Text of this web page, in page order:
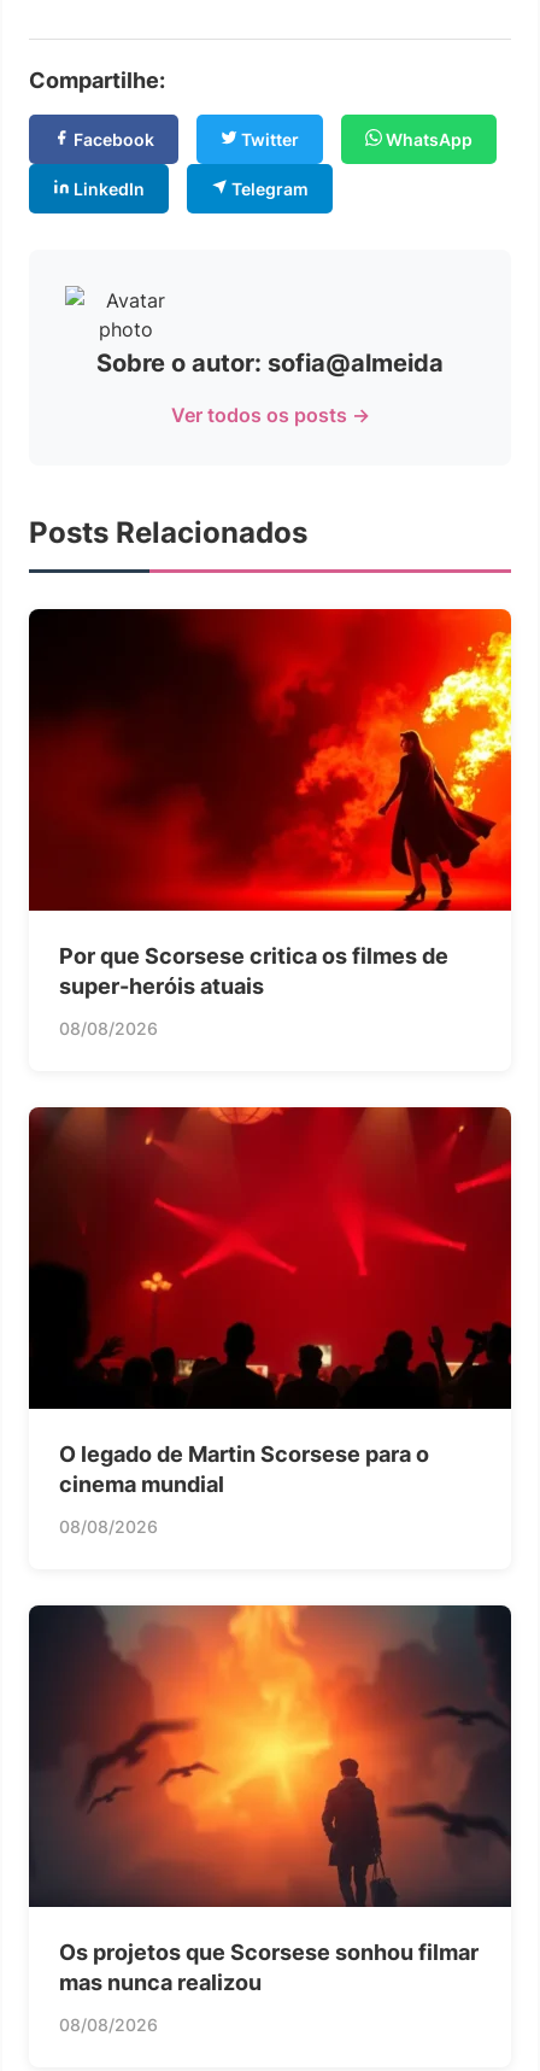
Compartilhe:
Facebook Twitter WhatsApp
LinkedIn Telegram
Sobre o autor: sofia@almeida
Ver todos os posts →
Posts Relacionados
Por que Scorsese critica os filmes de
super-heróis atuais
08/08/2026
O legado de Martin Scorsese para o
cinema mundial
08/08/2026
Os projetos que Scorsese sonhou filmar
mas nunca realizou
08/08/2026